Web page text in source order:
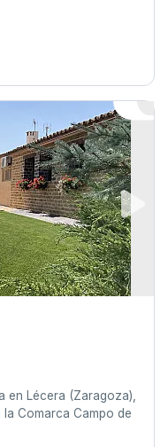
en Lécera (Zaragoza),
Comarca Campo de